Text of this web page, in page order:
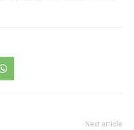
Next article